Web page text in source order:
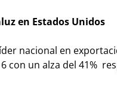
en Estados Unidos
nacional en
con un alza del 41%